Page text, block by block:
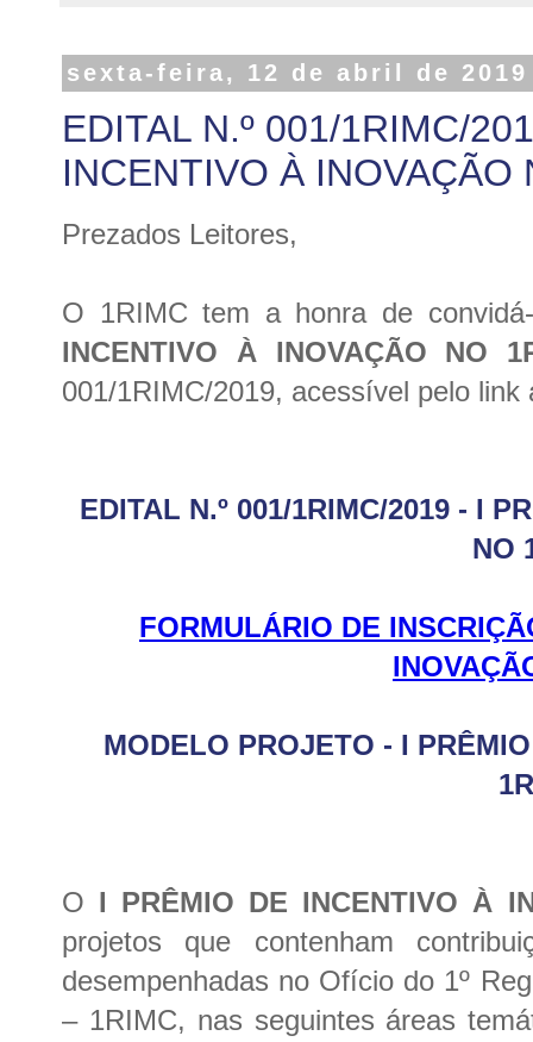
sexta-feira, 12 de abril de 2019
EDITAL N.º 001/1RIMC/
INCENTIVO À INOVAÇÃO
Prezados Leitores,
O 1RIMC tem a honra de
INCENTIVO À INOVAÇÃO NO
001/1RIMC/2019, acessível pelo link
EDITAL N.º 001/1RIMC/2019 - I
NO
FORMULÁRIO DE
MODELO PROJETO - I
O I PRÊMIO DE INCENTIVO À
projetos que contenham
desempenhadas no Ofício do 1º
– 1RIMC, nas seguintes áreas